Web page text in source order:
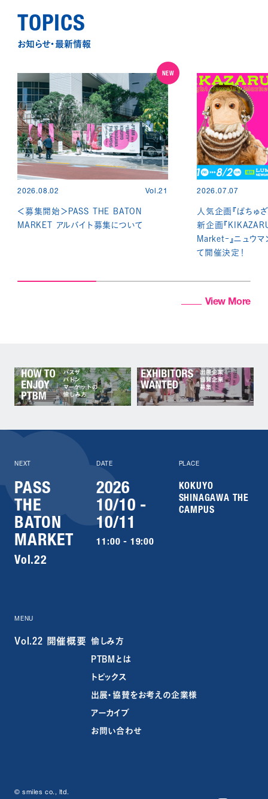
TOPICS
お知らせ・最新情報
View More
NEW
2026.08.02 Vol.21
＜募集開始＞PASS THE BATON
MARKET アルバイト募集について
2026.07.07
人気企画『ぱちゅ
新企画『
Market-』ニュウ
て開催決定！
NEXT
PASS
THE
BATON
MARKET
Vol.22
DATE
2026
10/10 -
10/11
11:00 - 19:00
PLACE
KOKUYO
SHINAGAWA THE
CAMPUS
MENU
Vol.22 開催概要 愉しみ方
PTBMとは
トピックス
出展・協賛をお考えの企業様
アーカイブ
お問い合わせ
© smiles co., ltd.